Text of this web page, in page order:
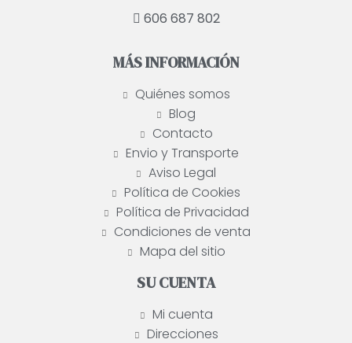
606 687 802
MÁS INFORMACIÓN
Quiénes somos
Blog
Contacto
Envio y Transporte
Aviso Legal
Política de Cookies
Política de Privacidad
Condiciones de venta
Mapa del sitio
SU CUENTA
Mi cuenta
Direcciones